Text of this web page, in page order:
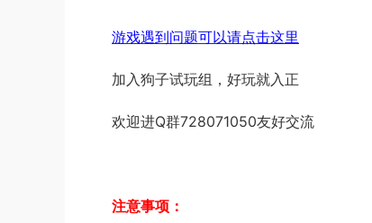
游戏遇到问题可以请点击这里
加入狗子试玩组，好玩就入正
欢迎进Q群728071050友好交流
注意事项：